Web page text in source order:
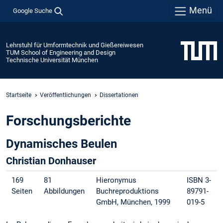
Google Suche Menü
Lehrstuhl für Umformtechnik und Gießereiwesen
TUM School of Engineering and Design
Technische Universität München
Startseite Veröffentlichungen Dissertationen
Forschungsberichte
Dynamisches Beulen
Christian Donhauser
169
Seiten
81
Abbildungen
Hieronymus
Buchreproduktions
GmbH, München, 1999
ISBN 3-
89791-
019-5